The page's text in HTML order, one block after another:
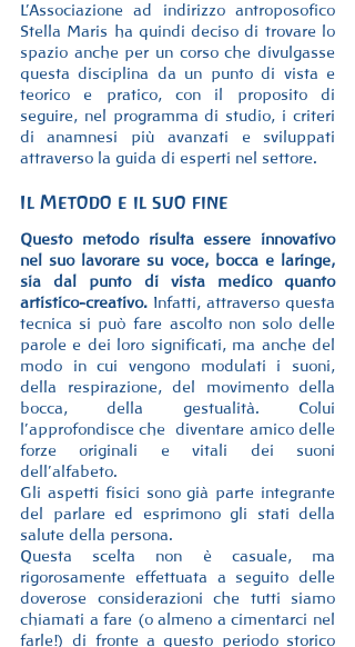
L’Associazione ad indirizzo antroposofico
Stella Maris ha quindi deciso di trovare lo
spazio anche per un corso che divulgasse
questa disciplina da un punto di vista e
teorico e pratico, con il proposito di
seguire, nel programma di studio, i criteri
di anamnesi più avanzati e sviluppati
attraverso la guida di esperti nel settore.
Il Metodo e il suo fine
Questo metodo risulta essere innovativo
nel suo lavorare su voce, bocca e laringe,
sia dal punto di vista medico quanto
artistico-creativo. Infatti, attraverso questa
tecnica si può fare ascolto non solo delle
parole e dei loro significati, ma anche del
modo in cui vengono modulati i suoni,
della respirazione, del movimento della
bocca, della gestualità. Colui
l’approfondisce che  diventare amico delle
forze originali e vitali dei suoni
dell’alfabeto.
Gli aspetti fisici sono già parte integrante
del parlare ed esprimono gli stati della
salute della persona.
Questa scelta non è casuale, ma
rigorosamente effettuata a seguito delle
doverose considerazioni che tutti siamo
chiamati a fare (o almeno a cimentarci nel
farle!) di fronte a questo periodo storico